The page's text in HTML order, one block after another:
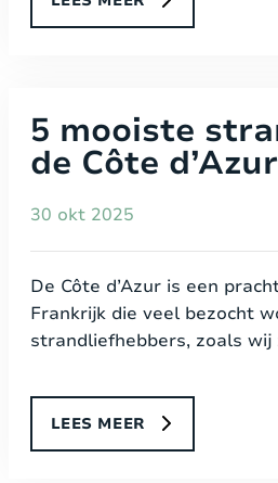
5 mooiste
de Côte d’Azur
30 okt 2025
De Côte d’Azur is een
Frankrijk die veel bezocht
strandliefhebbers, zoals wij
LEES MEER